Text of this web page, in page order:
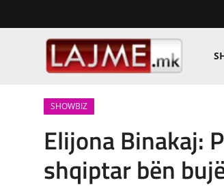
LAJME MAQEDONI
SHQIPERI
KOSOVA
SHOWBIZ
Elijona Binakaj:
shqiptar bën